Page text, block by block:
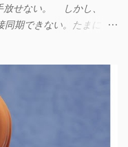
放せない。 しかし、
期できない。たまに
デバイス それぞれにイン
て同期できるようにな
を使い始めた頃から便
年現在はiSyncrを使っ
るようになった。 具体